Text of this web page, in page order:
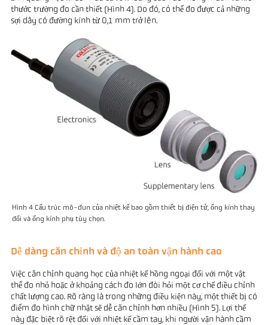
thước trường đo cần thiết (Hình 4). Do đó, có thể đo được cả những
sợi dây có đường kính từ 0,1 mm trở lên.
Hình 4 Cấu trúc mô-đun của nhiệt kế bao gồm thiết bị điện tử, ống kính thay
đổi và ống kính phụ tùy chọn.
Dễ dàng căn chỉnh và độ an toàn vận hành cao
Việc căn chỉnh quang học của nhiệt kế hồng ngoại đối với một vật
thể đo nhỏ hoặc ở khoảng cách đo lớn đòi hỏi một cơ chế điều chỉnh
chất lượng cao. Rõ ràng là trong những điều kiện này, một thiết bị có
điểm đo hình chữ nhật sẽ dễ căn chỉnh hơn nhiều (Hình 5). Lợi thế
này đặc biệt rõ rệt đối với nhiệt kế cầm tay, khi người vận hành cầm